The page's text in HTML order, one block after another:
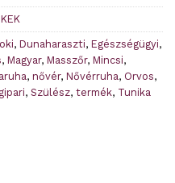
, Dunaharaszti, Egészségügyi,
, Magyar, Masszőr, Mincsi,
, nővér, Nővérruha, Orvos,
, Szülész, termék, Tunika